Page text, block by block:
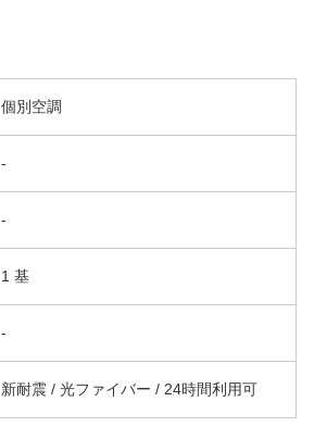
個別空調
-
-
1 基
-
新耐震 / 光ファイバー / 24時間利用可